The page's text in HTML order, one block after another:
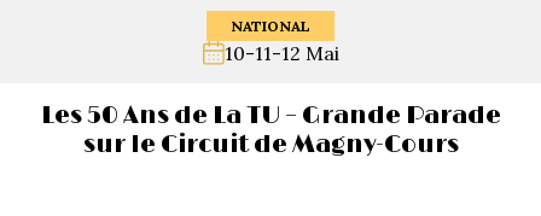
NATIONAL
10-11-12 Mai
Les 50 Ans de La TU – Grande Parade
sur le Circuit de Magny-Cours